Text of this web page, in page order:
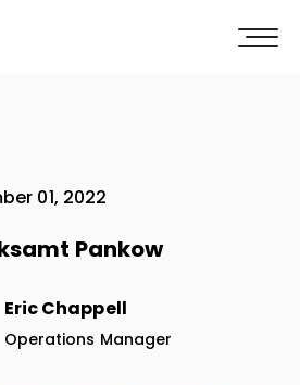
01, 2022
Pankow
Eric Chappell
Operations Manager
Angebot erhalten